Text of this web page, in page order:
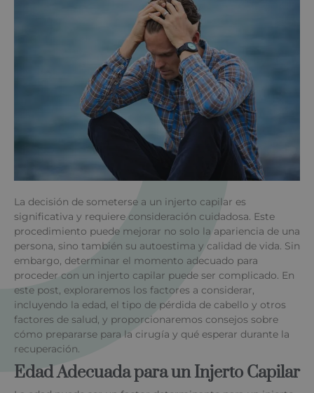
La decisión de someterse a un injerto capilar es
significativa y requiere consideración cuidadosa. Este
procedimiento puede mejorar no solo la apariencia de una
persona, sino también su autoestima y calidad de vida. Sin
embargo, determinar el momento adecuado para
proceder con un injerto capilar puede ser complicado. En
este post, exploraremos los factores a considerar,
incluyendo la edad, el tipo de pérdida de cabello y otros
factores de salud, y proporcionaremos consejos sobre
cómo prepararse para la cirugía y qué esperar durante la
recuperación.
Edad Adecuada para un Injerto Capilar